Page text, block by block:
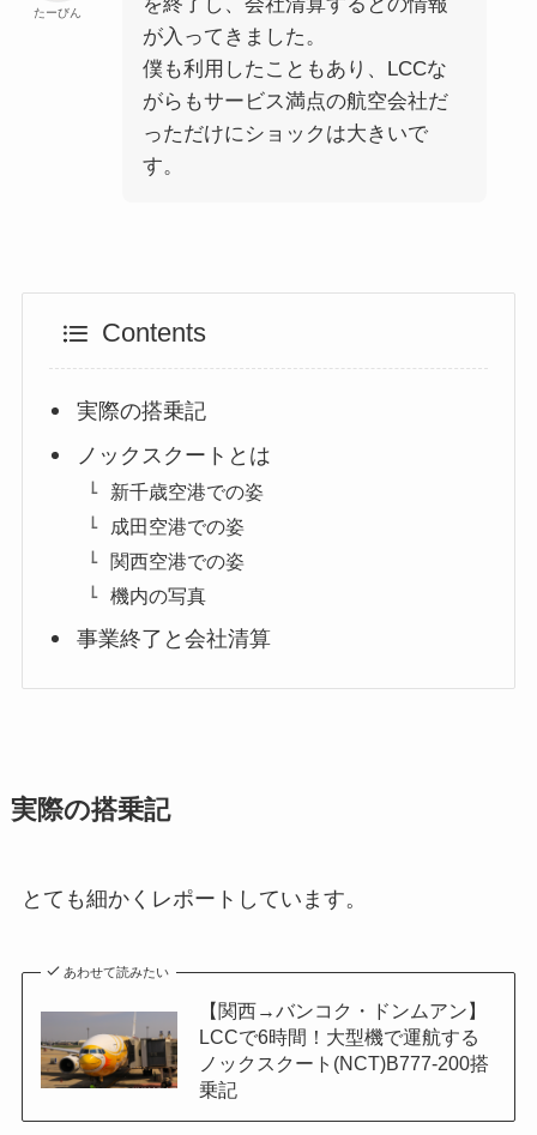
たーびん
が入ってきました。
僕も利用したこともあり、LCCな
がらもサービス満点の航空会社だ
っただけにショックは大きいで
す。
Contents
実際の搭乗記
ノックスクートとは
新千歳空港での姿
成田空港での姿
関西空港での姿
機内の写真
事業終了と会社清算
実際の搭乗記
とても細かくレポートしています。
あわせて読みたい
【関西→バンコク・ドンムアン】
LCCで6時間！大型機で運航する
ノックスクート(NCT)B777-200搭
乗記